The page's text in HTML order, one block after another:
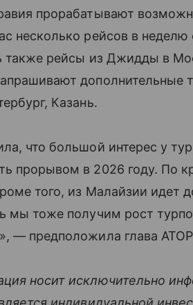
прорабатывают
несколько рейсов в
также рейсы из Джидды в
дополнительные
Казань.
что большой интерес у
прорывом в 2026 году. По
того, из Малайзии идет
мы тоже получим рост
— предположила глава
носит исключительно